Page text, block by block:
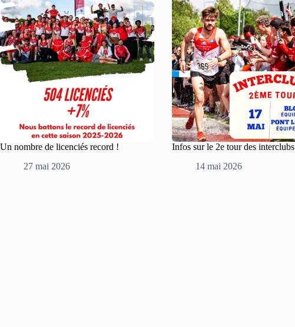
Un nombre de licenciés record !
27 mai 2026
Infos sur le 2e tour des interclubs
14 mai 2026